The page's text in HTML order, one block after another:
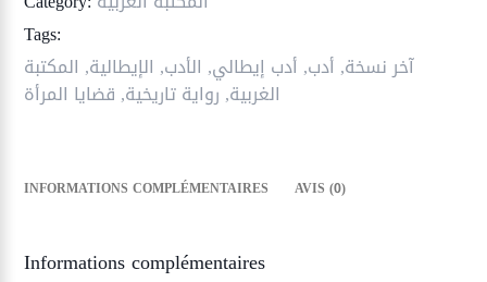
Tags:
آخر نسخة,أدب,أدب إيطالي, الأدب, الإيطالية, المكتبة
الغربية,رواية تاريخية,قضايا المرأة
INFORMATIONS COMPLÉMENTAIRES AVIS (0)
Informations complémentaires